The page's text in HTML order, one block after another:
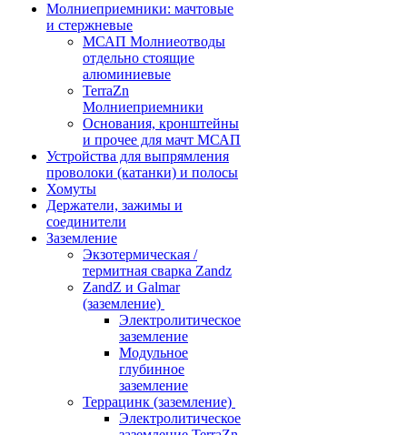
Молниеприемники: мачтовые
и стержневые
МСАП Молниеотводы
отдельно стоящие
алюминиевые
TerraZn
Молниеприемники
Основания, кронштейны
и прочее для мачт МСАП
Устройства для выпрямления
проволоки (катанки) и полосы
Хомуты
Держатели, зажимы и
соединители
Заземление
Экзотермическая /
термитная сварка Zandz
ZandZ и Galmar
(заземление)
Электролитическое
заземление
Модульное
глубинное
заземление
Террацинк (заземление)
Электролитическое